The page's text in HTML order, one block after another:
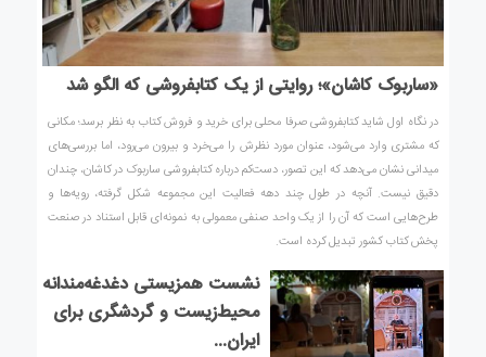
«ساربوک کاشان»؛ روایتی از یک کتابفروشی که الگو شد
در نگاه اول شاید کتابفروشی صرفا محلی برای خرید و فروش کتاب به نظر برسد؛ مکانی
که مشتری وارد می‌شود، عنوان مورد نظرش را می‌خرد و بیرون می‌رود، اما بررسی‌های
میدانی نشان می‌دهد که این تصور، دست‌کم درباره کتابفروشی ساربوک در کاشان، چندان
دقیق نیست. آنچه در طول چند دهه فعالیت این مجموعه شکل گرفته، رویه‌ها و
طرح‌هایی است که آن را از یک واحد صنفی معمولی به نمونه‌ای قابل استناد در صنعت
پخش کتاب کشور تبدیل کرده است.
نشست همزیستی دغدغه‌مندانه
محیط‌زیست و گردشگری برای
ایران...